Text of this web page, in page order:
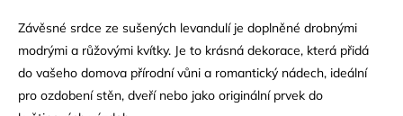
Závěsné srdce ze sušených levandulí je doplněné drobnými
modrými a růžovými kvítky. Je to krásná dekorace, která přidá
do vašeho domova přírodní vůni a romantický nádech, ideální
pro ozdobení stěn, dveří nebo jako originální prvek do